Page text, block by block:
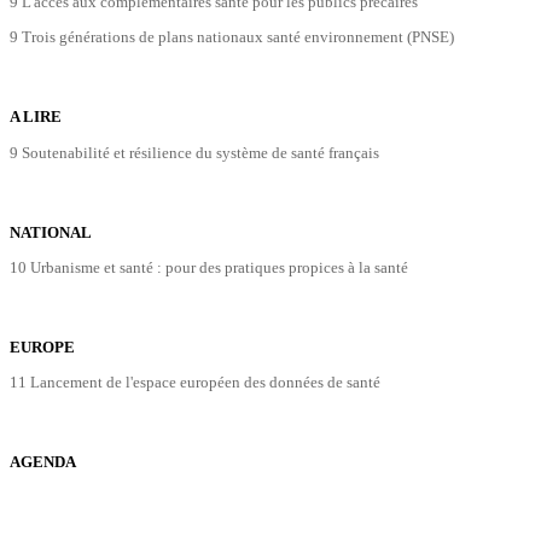
9 Trois générations de plans nationaux santé environnement (PNSE)
A LIRE
9 Soutenabilité et résilience du système de santé français
NATIONAL
10 Urbanisme et santé : pour des pratiques propices à la santé
EUROPE
11 Lancement de l'espace européen des données de santé
AGENDA